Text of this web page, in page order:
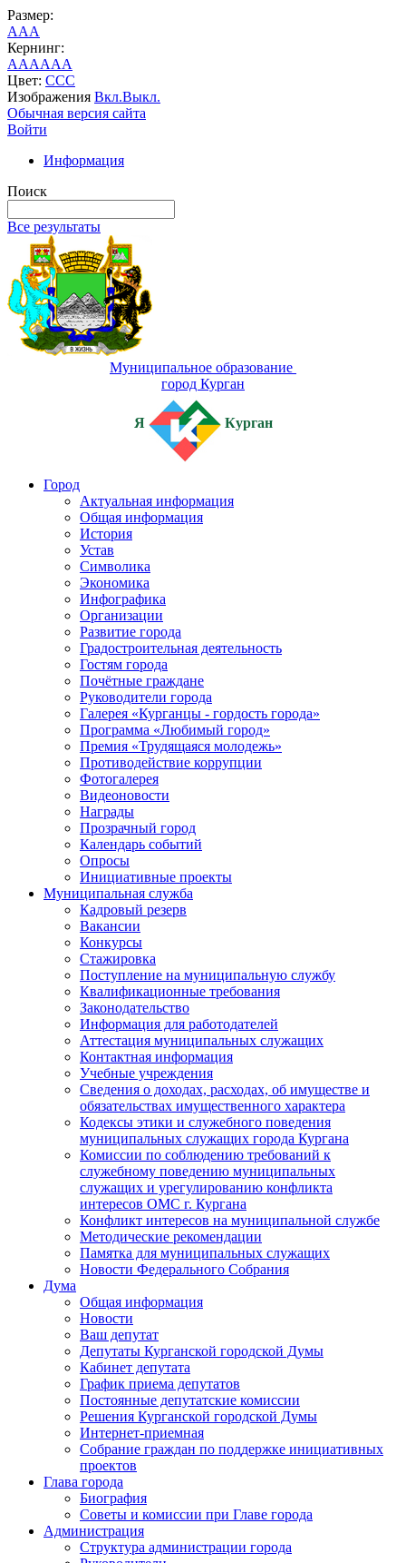
Размер:
AAA
Кернинг:
AAAAAA
Цвет: CCC
Изображения Вкл.Выкл.
Обычная версия сайта
Войти
Информация
Поиск
Все результаты
Муниципальное образование
город Курган
Я Курган
Город
Актуальная информация
Общая информация
История
Устав
Символика
Экономика
Инфографика
Организации
Развитие города
Градостроительная деятельность
Гостям города
Почётные граждане
Руководители города
Галерея «Курганцы - гордость города»
Программа «Любимый город»
Премия «Трудящаяся молодежь»
Противодействие коррупции
Фотогалерея
Видеоновости
Награды
Прозрачный город
Календарь событий
Опросы
Инициативные проекты
Муниципальная служба
Кадровый резерв
Вакансии
Конкурсы
Стажировка
Поступление на муниципальную службу
Квалификационные требования
Законодательство
Информация для работодателей
Аттестация муниципальных служащих
Контактная информация
Учебные учреждения
Сведения о доходах, расходах, об имуществе и
обязательствах имущественного характера
Кодексы этики и служебного поведения
муниципальных служащих города Кургана
Комиссии по соблюдению требований к
служебному поведению муниципальных
служащих и урегулированию конфликта
интересов ОМС г. Кургана
Конфликт интересов на муниципальной службе
Методические рекомендации
Памятка для муниципальных служащих
Новости Федерального Cобрания
Дума
Общая информация
Новости
Ваш депутат
Депутаты Курганской городской Думы
Кабинет депутата
График приема депутатов
Постоянные депутатские комиссии
Решения Курганской городской Думы
Интернет-приемная
Собрание граждан по поддержке инициативных
проектов
Глава города
Биография
Советы и комиссии при Главе города
Администрация
Структура администрации города